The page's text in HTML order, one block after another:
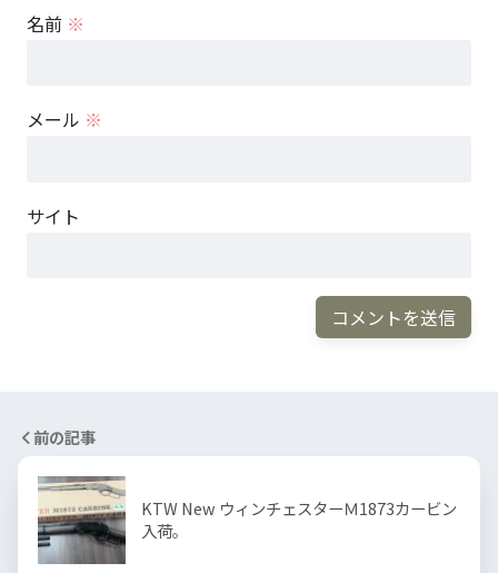
名前 ※
メール ※
サイト
前の記事
KTW New ウィンチェスターＭ1873カービン
入荷。